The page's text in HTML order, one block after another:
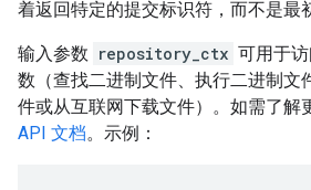
着返回特定的提交标识符，而不是最
输入参数 repository_ctx 可用于
数（查找二进制文件、执行二进制文
件或从互联网下载文件）。如需了解
API 文档。示例：